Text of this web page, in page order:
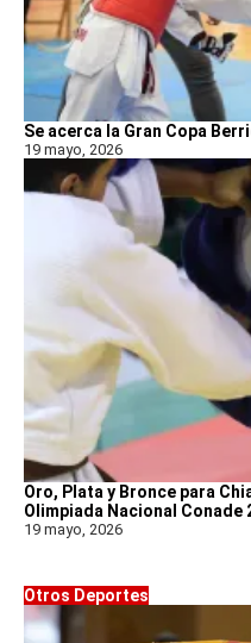
Se acerca la Gran Copa
19 mayo, 2026
Oro, Plata y Bronce para
Olimpiada Nacional Conade
19 mayo, 2026
Otros Deportes